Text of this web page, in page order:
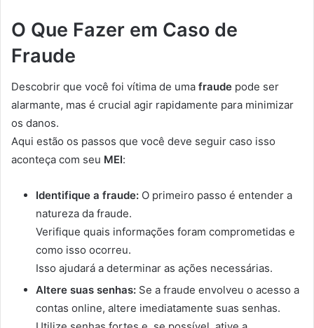
O Que Fazer em Caso de
Fraude
Descobrir que você foi vítima de uma fraude pode ser
alarmante, mas é crucial agir rapidamente para minimizar
os danos.
Aqui estão os passos que você deve seguir caso isso
aconteça com seu MEI:
Identifique a fraude: O primeiro passo é entender a
natureza da fraude.
Verifique quais informações foram comprometidas e
como isso ocorreu.
Isso ajudará a determinar as ações necessárias.
Altere suas senhas: Se a fraude envolveu o acesso a
contas online, altere imediatamente suas senhas.